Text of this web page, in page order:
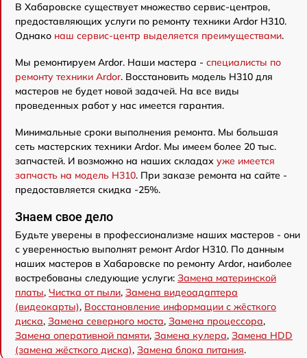
В Хабаровске существует множество сервис-центров,
предоставляющих услуги по ремонту техники Ardor H310.
Однако наш сервис-центр выделяется преимуществами.
Мы ремонтируем Ardor. Наши мастера - специалисты по
ремонту техники Ardor. Восстановить модель H310 для
мастеров не будет новой задачей. На все виды
проведенных работ у нас имеется гарантия.
Минимальные сроки выполнения ремонта. Мы большая
сеть мастерских техники Ardor. Мы имеем более 20 тыс.
запчастей. И возможно на наших складах уже имеется
запчасть на модель H310. При заказе ремонта на сайте -
предоставляется скидка -25%.
Знаем свое дело
Будьте уверены в профессионализме наших мастеров - они
с уверенностью выполнят ремонт Ardor H310. По данным
наших мастеров в Хабаровске по ремонту Ardor, наиболее
востребованы следующие услуги: Замена материнской
платы, Чистка от пыли, Замена видеоадаптера
(видеокарты), Восстановление информации с жёсткого
диска, Замена северного моста, Замена процессора,
Замена оперативной памяти, Замена кулера, Замена HDD
(замена жёсткого диска), Замена блока питания.